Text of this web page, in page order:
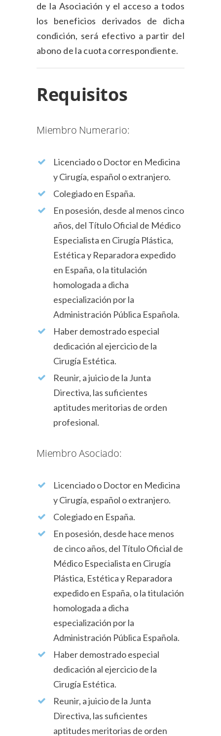
de la Asociación y el acceso a todos
los beneficios derivados de dicha
condición, será efectivo a partir del
abono de la cuota correspondiente.
Requisitos
Miembro Numerario:
Licenciado o Doctor en Medicina
y Cirugía, español o extranjero.
Colegiado en España.
En posesión, desde al menos cinco
años, del Título Oficial de Médico
Especialista en Cirugía Plástica,
Estética y Reparadora expedido
en España, o la titulación
homologada a dicha
especialización por la
Administración Pública Española.
Haber demostrado especial
dedicación al ejercicio de la
Cirugía Estética.
Reunir, a juicio de la Junta
Directiva, las suficientes
aptitudes meritorias de orden
profesional.
Miembro Asociado:
Licenciado o Doctor en Medicina
y Cirugía, español o extranjero.
Colegiado en España.
En posesión, desde hace menos
de cinco años, del Título Oficial de
Médico Especialista en Cirugía
Plástica, Estética y Reparadora
expedido en España, o la titulación
homologada a dicha
especialización por la
Administración Pública Española.
Haber demostrado especial
dedicación al ejercicio de la
Cirugía Estética.
Reunir, a juicio de la Junta
Directiva, las suficientes
aptitudes meritorias de orden